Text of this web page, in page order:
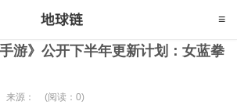
游》公开下半年更新计划：女蓝拳
来源： (阅读：0)